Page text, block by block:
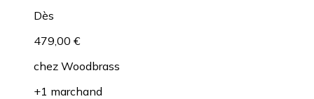
Dès
479,00 €
chez Woodbrass
+1 marchand